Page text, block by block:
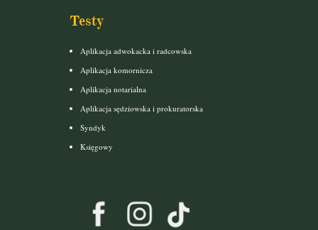
Testy
Aplikacja adwokacka i radcowska
Aplikacja komornicza
Aplikacja notarialna
Aplikacja sędziowska i prokuratorska
Syndyk
Księgowy